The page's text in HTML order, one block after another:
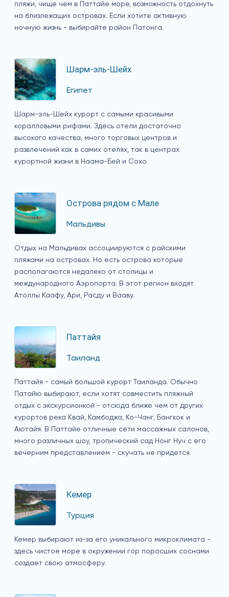
пляжи, чище чем в Паттайе море, возможность отдохнуть
на близлежащих островах. Если хотите активную
ночную жизнь - выбирайте район Патонга.
Шарм-эль-Шейх
Египет
Шарм-эль-Шейх курорт с самыми красивыми
коралловыми рифами. Здесь отели достаточно
высокого качества, много торговых центров и
развлечений как в самих отелях, так в центрах
курортной жизни в Наама-Бей и Сохо.
Острова рядом с Мале
Мальдивы
Отдых на Мальдивах ассоциируются с райскими
пляжами на островах. Но есть острова которые
располагаются недалеко от столицы и
международного Аэропорта. В этот регион входят
Атоллы Каафу, Ари, Расду и Вааву.
Паттайя
Таиланд
Паттайя - самый большой курорт Таиланда. Обычно
Патайю выбирают, если хотят совместить пляжный
отдых с экскурсионкой - отсюда ближе чем от других
курортов река Квай, Камбоджа, Ко-Чанг, Бангкок и
Аютайя. В Паттайе отличные сети массажных салонов,
много различных шоу, тропический сад Нонг Нуч с его
вечерним представлением - скучать не придется.
Кемер
Турция
Кемер выбирают из-за его уникального микроклимата -
здесь чистое море в окружении гор поросших соснами
создает свою атмосферу.